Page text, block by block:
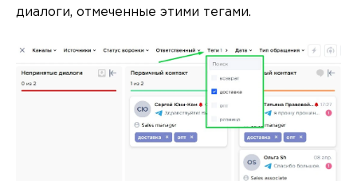
диалоги, отмеченные этими тегами.